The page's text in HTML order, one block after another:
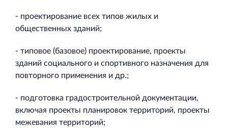
- проектирование всех типов жилых и
общественных зданий;
- типовое (базовое) проектирование, проекты
зданий социального и спортивного назначения для
повторного применения и др.;
- подготовка градостроительной документации,
включая проекты планировок территорий, проекты
межевания территорий;